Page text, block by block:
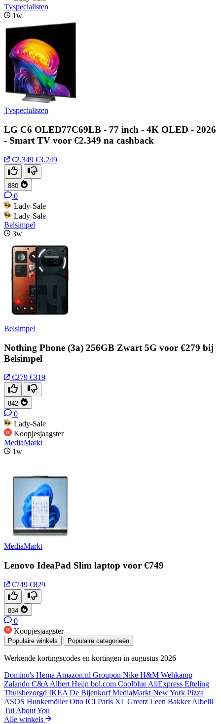
Tvspecialisten
1w
Tvspecialisten
LG C6 OLED77C69LB - 77 inch - 4K OLED - 2026
- Smart TV voor €2.349 na cashback
€2.349 €3.249
880
0
Lady-Sale
Lady-Sale
Belsimpel
3w
Belsimpel
Nothing Phone (3a) 256GB Zwart 5G voor €279 bij
Belsimpel
€279 €319
842
0
Lady-Sale
Koopjesjaagster
MediaMarkt
1w
MediaMarkt
Lenovo IdeaPad Slim laptop voor €749
€749 €829
834
0
Koopjesjaagster
Populaire winkels Populaire categorieën
Werkende kortingscodes en kortingen in augustus 2026
Domino's Hema Amazon.nl Groupon Nike H&M Wehkamp
Zalando C&A Albert Heijn bol.com Coolblue AliExpress Efteling
Thuisbezorgd IKEA De BijenkorfMediaMarkt New York Pizza
ASOS HunkemöllerOtto ICI Paris XL Greetz Leen BakkerAlbelli
Tui About You
Alle winkels